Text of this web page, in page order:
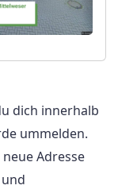
dich innerhalb
ummelden.
Adresse